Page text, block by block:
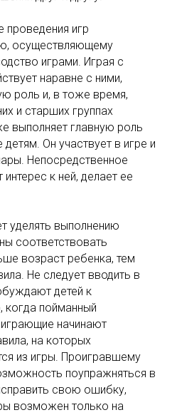
проведения игр
осуществляющему
играми. Играя с
наравне с ними,
роль и, в тоже время,
и старших группах
выполняет главную роль
Он участвует в игре и
Непосредственное
к ней, делает ее
уделять выполнению
соответствовать
возраст ребенка, тем
Не следует вводить в
детей к
когда пойманный
играющие начинают
на которых
из игры. Проигравшему
поупражняться в
свою ошибку,
возможен только на